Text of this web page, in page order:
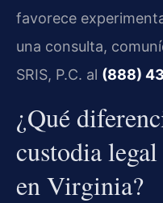
favorece
una consulta,
SRIS, P.C. al (888)
¿Qué
custodia
en Virginia?